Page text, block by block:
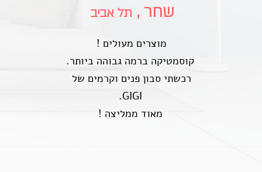
שחר , תל אביב
! מוצרים מעולים
.קוסמטיקה ברמה גבוהה ביותר
רכשתי סבון פנים וקרמים של
.GIGI
! מאוד ממליצה